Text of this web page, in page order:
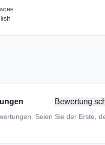
Bewertung
Seien Sie der Erste,